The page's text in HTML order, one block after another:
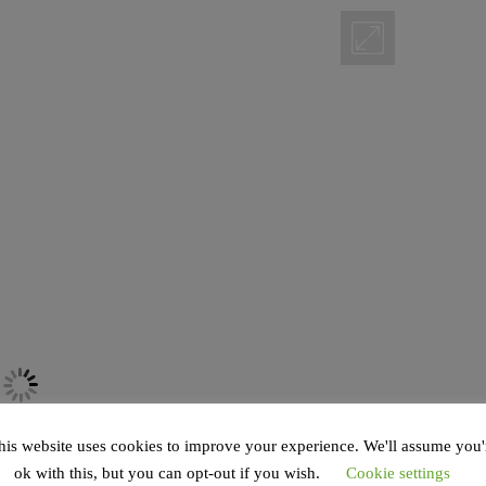
website uses cookies to improve your experience. We'll assume
ok with this, but you can opt-out if you wish.
Cookie settings